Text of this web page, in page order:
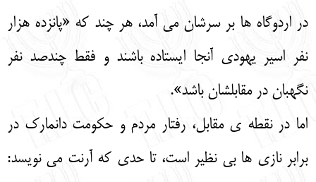
در اردوگاه ها بر سرشان می آمد، هر چند که «پانزده هزار
نفر اسیر یهودی آنجا ایستاده باشند و فقط چندصد نفر
نگهبان در مقابلشان باشد».
اما در نقطه ی مقابل، رفتار مردم و حکومت دانمارک در
برابر نازی ها بی نظیر است، تا حدی که آرنت می نویسد: